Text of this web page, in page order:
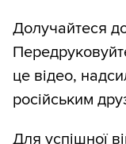
Долучайтеся
це відео,
російським
Для успішної